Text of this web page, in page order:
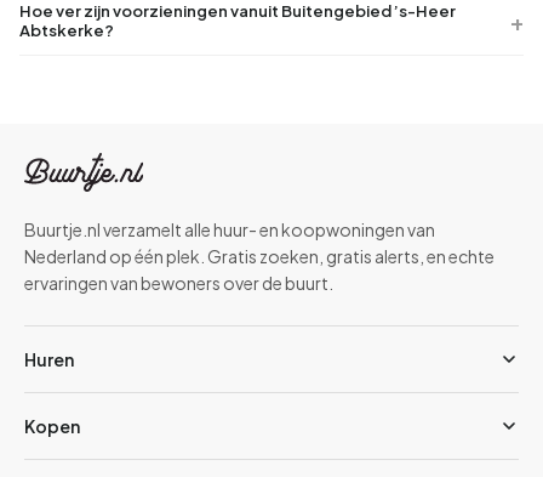
Hoe ver zijn voorzieningen vanuit Buitengebied ’s-Heer
Abtskerke?
Buurtje.nl verzamelt alle huur- en koopwoningen van
Nederland op één plek. Gratis zoeken, gratis alerts, en echte
ervaringen van bewoners over de buurt.
Huren
Kopen